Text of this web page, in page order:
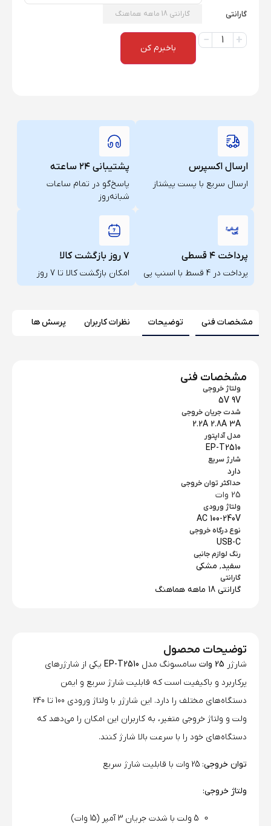
گارانتی گارانتی 18 ماهه هماهنگ
باخبرم کن
ارسال اکسپرس
ارسال سریع با پست پیشتاز
پشتیبانی ۲۴ ساعته
پاسخ‌گو در تمام ساعات
شبانه‌روز
پرداخت ۴ قسطی
پرداخت در 4 قسط با اسنپ پی
۷ روز بازگشت کالا
امکان بازگشت کالا تا 7 روز
مشخصات فنی توضیحات نظرات کاربران پرسش ها
مشخصات فنی
ولتاژ خروجی
5V 9V
شدت جریان خروجی
2.2A 2.8A 3A
مدل آداپتور
EP-T2510
شارژ سریع
دارد
حداکثر توان خروجی
25 وات
ولتاژ ورودی
AC 100-240V
نوع درگاه خروجی
USB-C
رنگ لوازم جانبی
سفید, مشکی
گارانتی
گارانتی 18 ماهه هماهنگ
توضیحات محصول
شارژر 25 وات سامسونگ مدل EP-T2510 یکی از شارژرهای
پرکاربرد و باکیفیت است که قابلیت شارژ سریع و ایمن
دستگاه‌های مختلف را دارد. این شارژر با ولتاژ ورودی 100 تا 240
ولت و ولتاژ خروجی متغیر، به کاربران این امکان را می‌دهد که
دستگاه‌های خود را با سرعت بالا شارژ کنند.
توان خروجی: 25 وات با قابلیت شارژ سریع
ولتاژ خروجی:
5 ولت با شدت جریان 3 آمپر (15 وات)